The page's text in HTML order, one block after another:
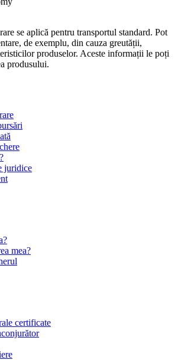
se aplică pentru transportul standard. Pot
de exemplu, din cauza greutății,
produselor. Aceste informații le poți
produsului.
juridice
mea?
certificate